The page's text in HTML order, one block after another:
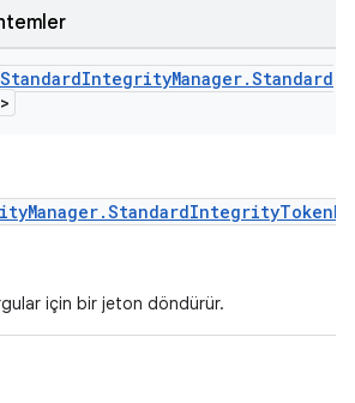
StandardIntegrityManager.Standard
>
için bir jeton döndürür.